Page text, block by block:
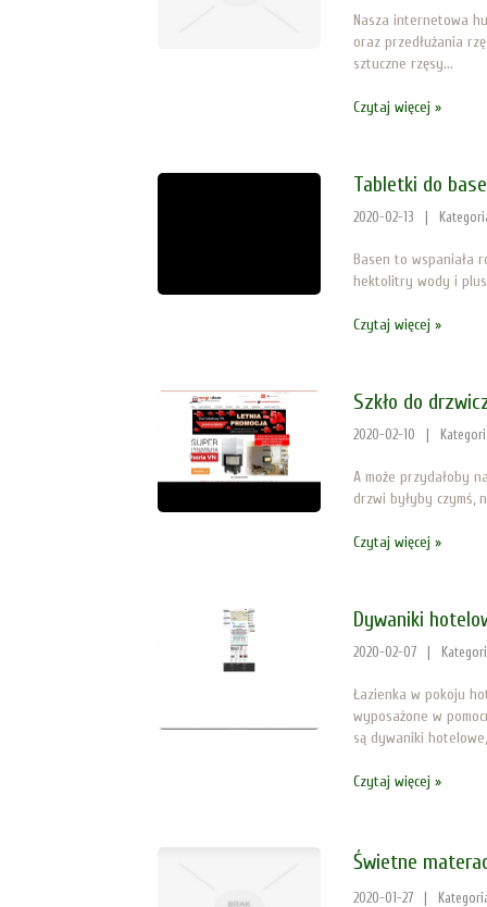
Nasza internetowa
oraz przedłużania
sztuczne rzęsy...
Czytaj więcej »
Tabletki do
2020-02-13
Basen to wspaniała
hektolitry wody i
Czytaj więcej »
Szkło do
2020-02-10
A może przydałoby
drzwi byłyby czymś,
Czytaj więcej »
Dywaniki
2020-02-07
Łazienka w pokoju
wyposażone w
są dywaniki
Czytaj więcej »
Świetne
2020-01-27